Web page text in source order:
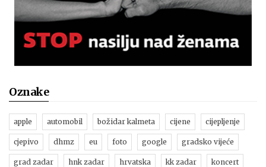
Oznake
apple automobil božidar kalmeta cijene cijepljenje
cjepivo dhmz eu foto google gradsko vijeće
grad zadar hnk zadar hrvatska kk zadar koncert